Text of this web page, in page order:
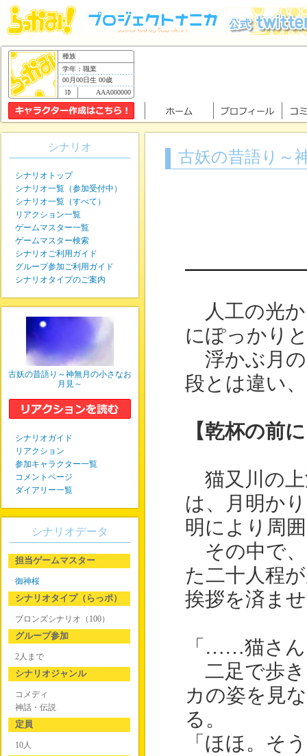
種族
学年：職業
00月00日生 00歳
AAA000000
古妖の昔語り～
人工の光か
にぽっかり
浮かぶ月の
段とは違い
【乾杯の前
猫又川の上
は、月明か
明により周
その中で、
た二十人程
挨拶を済ま
「……猫さ
二足で歩き
カの姿を見
る。
「ほほ。そ
シナリオ
シナリオトップ
シナリオ一覧（参加受付中）
シナリオ一覧（すべて）
リアクション一覧
ゲームマスター一覧
ゲームマスター検索
シナリオご利用ガイド
グループ参加ご利用ガイド
シナリオタイプのご案内
古妖の昔語り～神無月の小さなお
月見～
シナリオガイド
リアクション
参加キャラクター一覧
コメントページ
ダイアリー一覧
シナリオデータ
担当ゲームマスター
御神桜
シナリオタイプ（らっポ）
ブロンズシナリオ（100）
グループ参加
2人まで
シナリオジャンル
コメディ
神話・伝説
定員
10人